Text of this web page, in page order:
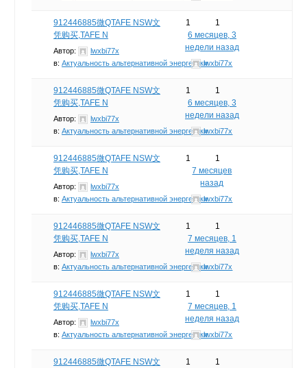
912446885微QTAFE NSW文
凭购买,TAFE N
Автор:
lwxbi77x
в: Актуальность альтернативной энергетики
1
1
6 месяцев, 3
недели назад
lwxbi77x
912446885微QTAFE NSW文
凭购买,TAFE N
Автор:
lwxbi77x
в: Актуальность альтернативной энергетики
1
1
6 месяцев, 3
недели назад
lwxbi77x
912446885微QTAFE NSW文
凭购买,TAFE N
Автор:
lwxbi77x
в: Актуальность альтернативной энергетики
1
1
7 месяцев
назад
lwxbi77x
912446885微QTAFE NSW文
凭购买,TAFE N
Автор:
lwxbi77x
в: Актуальность альтернативной энергетики
1
1
7 месяцев, 1
неделя назад
lwxbi77x
912446885微QTAFE NSW文
凭购买,TAFE N
Автор:
lwxbi77x
в: Актуальность альтернативной энергетики
1
1
7 месяцев, 1
неделя назад
lwxbi77x
912446885微QTAFE NSW文
1
1